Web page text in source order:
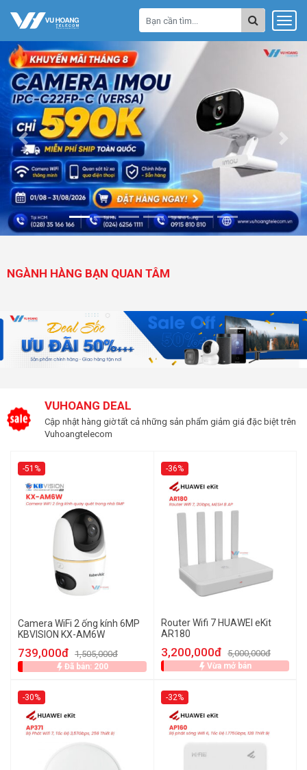
Previous Next
NGÀNH HÀNG BẠN QUAN TÂM
VUHOANG DEAL
Cập nhật hàng giờ tất cả những sản phẩm giảm giá đặc biệt trên
Vuhoangtelecom
-51%
Camera WiFi 2 ống kính 6MP
KBVISION KX-AM6W
739,000đ 1,505,000đ
Đã bán: 200
-36%
Router Wifi 7 HUAWEI eKit
AR180
3,200,000đ 5,000,000đ
Vừa mở bán
-30% -32%